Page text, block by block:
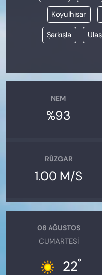
Koyulhisar
Şarkışla Ulaş
NEM
%93
RÜZGAR
1.00 M/S
08 AĞUSTOS
CUMARTESI
22°